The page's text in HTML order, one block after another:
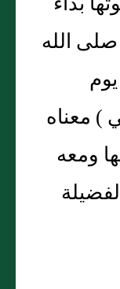
الله
) معناه
ومعه